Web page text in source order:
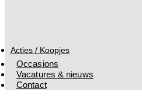
Acties / Koopjes
Occasions
Vacatures & nieuws
Contact